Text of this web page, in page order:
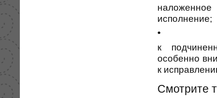
исполнение;
•
к
особенно
к
Смотрите